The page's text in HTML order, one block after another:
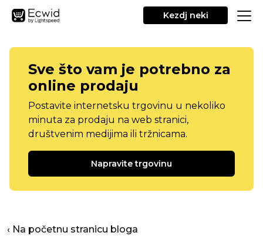
Kezdj neki
Sve što vam je potrebno za
online prodaju
Postavite internetsku trgovinu u nekoliko
minuta za prodaju na web stranici,
društvenim medijima ili tržnicama.
Napravite trgovinu
‹ Na početnu stranicu bloga